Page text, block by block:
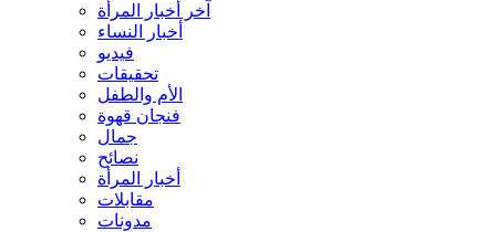
آخر أخبار المرأة
أخبار النساء
فيديو
تحقيقات
الأم والطفل
فنجان قهوة
جمال
نصائح
أخبار المرأة
مقابلات
مدونات